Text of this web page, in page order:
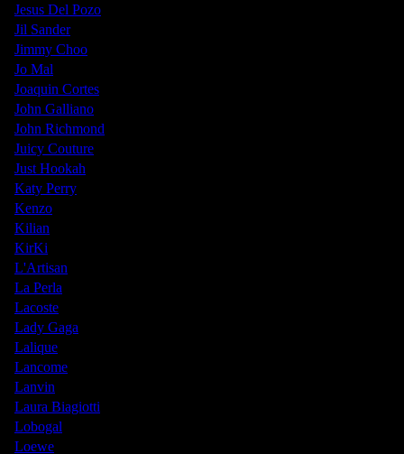
Jesus Del Pozo
Jil Sander
Jimmy Choo
Jo Mal
Joaquin Cortes
John Galliano
John Richmond
Juicy Couture
Just Hookah
Katy Perry
Kenzo
Kilian
KirKi
L'Artisan
La Perla
Lacoste
Lady Gaga
Lalique
Lancome
Lanvin
Laura Biagiotti
Lobogal
Loewe